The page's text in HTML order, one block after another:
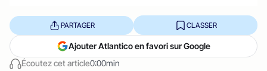
Écoutez cet article0:00min
PARTAGER CLASSER
Ajouter Atlantico en favori sur Google